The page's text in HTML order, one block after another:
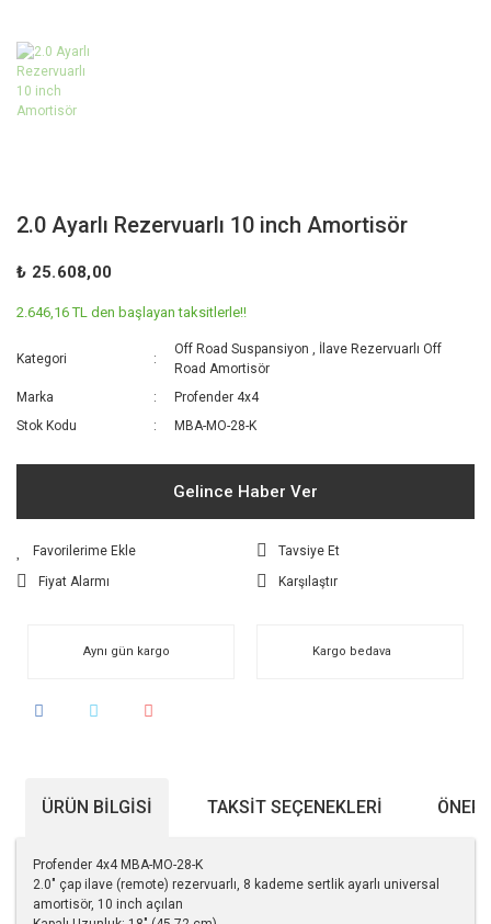
2.0 Ayarlı Rezervuarlı 10 inch Amortisör
₺ 25.608,00
2.646,16 TL den başlayan taksitlerle!!
Kategori
Off Road Suspansiyon
İlave Rezervuarlı Off
Road Amortisör
Marka
Profender 4x4
Stok Kodu
MBA-MO-28-K
Gelince Haber Ver
Tavsiye Et
Fiyat Alarmı
Karşılaştır
Aynı gün kargo Kargo bedava
ÜRÜN BILGISI TAKSIT SEÇENEKLERI
Profender 4x4 MBA-MO-28-K
2.0" çap ilave (remote) rezervuarlı, 8 kademe sertlik ayarlı universal
amortisör, 10 inch açılan